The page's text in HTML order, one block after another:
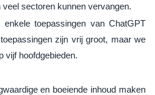
sectoren kunnen vervangen.
toepassingen van ChatGPT
zijn vrij groot, maar we
vijf hoofdgebieden.
en boeiende inhoud maken